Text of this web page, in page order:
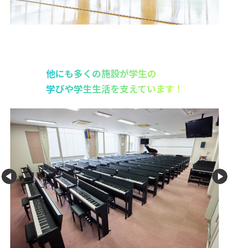
他にも多くの施設が学生の
学びや学生生活を支えています！